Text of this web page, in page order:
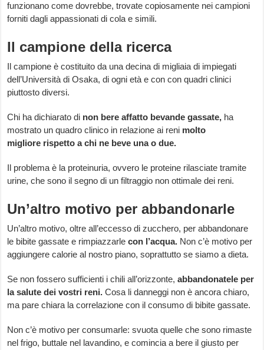
funzionano come dovrebbe, trovate copiosamente nei campioni
forniti dagli appassionati di cola e simili.
Il campione della ricerca
Il campione è costituito da una decina di migliaia di impiegati
dell’Università di Osaka, di ogni età e con con quadri clinici
piuttosto diversi.
Chi ha dichiarato di non bere affatto bevande gassate, ha
mostrato un quadro clinico in relazione ai reni molto
migliore rispetto a chi ne beve una o due.
Il problema è la proteinuria, ovvero le proteine rilasciate tramite
urine, che sono il segno di un filtraggio non ottimale dei reni.
Un’altro motivo per abbandonarle
Un’altro motivo, oltre all’eccesso di zucchero, per abbandonare
le bibite gassate e rimpiazzarlecon l’acqua. Non c’è motivo per
aggiungere calorie al nostro piano, soprattutto se siamo a dieta.
Se non fossero sufficienti i chili all’orizzonte,abbandonatele per
la salute dei vostri reni.Cosa li danneggi non è ancora chiaro,
ma pare chiara la correlazione con il consumo di bibite gassate.
Non c’è motivo per consumarle: svuota quelle che sono rimaste
nel frigo, buttale nel lavandino, e comincia a bere il giusto per